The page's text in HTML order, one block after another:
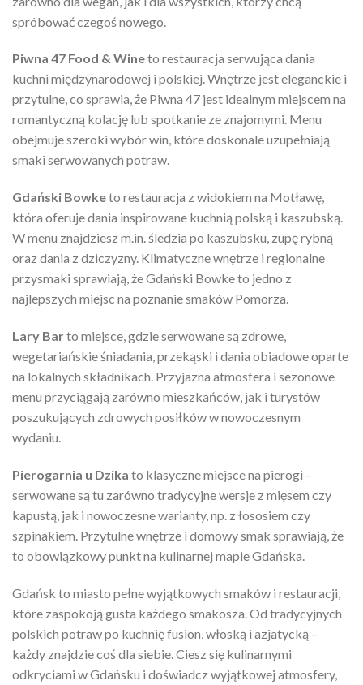
spróbować czegoś nowego.
Piwna 47 Food & Wineto restauracja serwująca dania
kuchni międzynarodowej i polskiej. Wnętrze jest eleganckie i
przytulne, co sprawia, że Piwna 47 jest idealnym miejscem na
romantyczną kolację lub spotkanie ze znajomymi. Menu
obejmuje szeroki wybór win, które doskonale uzupełniają
smaki serwowanych potraw.
Gdański Bowketo restauracja z widokiem na Motławę,
która oferuje dania inspirowane kuchnią polską i kaszubską.
W menu znajdziesz m.in. śledzia po kaszubsku, zupę rybną
oraz dania z dziczyzny. Klimatyczne wnętrze i regionalne
przysmaki sprawiają, że Gdański Bowke to jedno z
najlepszych miejsc na poznanie smaków Pomorza.
Lary Barto miejsce, gdzie serwowane są zdrowe,
wegetariańskie śniadania, przekąski i dania obiadowe oparte
na lokalnych składnikach. Przyjazna atmosfera i sezonowe
menu przyciągają zarówno mieszkańców, jak i turystów
poszukujących zdrowych posiłków w nowoczesnym
wydaniu.
Pierogarnia u Dzika to klasyczne miejsce na pierogi –
serwowane są tu zarówno tradycyjne wersje z mięsem czy
kapustą, jak i nowoczesne warianty, np. z łososiem czy
szpinakiem. Przytulne wnętrze i domowy smak sprawiają, że
to obowiązkowy punkt na kulinarnej mapie Gdańska.
Gdańsk to miasto pełne wyjątkowych smaków i restauracji,
które zaspokoją gusta każdego smakosza. Od tradycyjnych
polskich potraw po kuchnię fusion, włoską i azjatycką –
każdy znajdzie coś dla siebie. Ciesz się kulinarnymi
odkryciami w Gdańsku i doświadcz wyjątkowej atmosfery,